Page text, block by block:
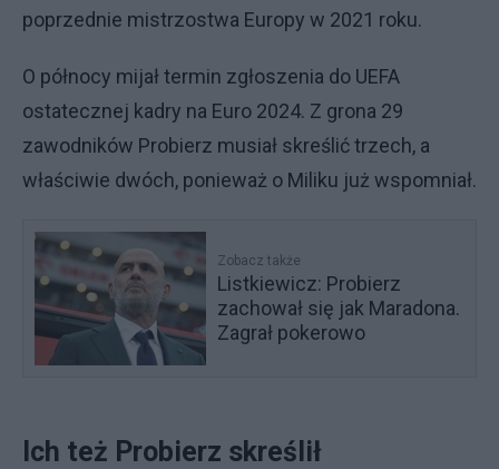
poprzednie mistrzostwa Europy w 2021 roku.
O północy mijał termin zgłoszenia do UEFA
ostatecznej kadry na Euro 2024. Z grona 29
zawodników Probierz musiał skreślić trzech, a
właściwie dwóch, ponieważ o Miliku już wspomniał.
Zobacz także
Listkiewicz: Probierz
zachował się jak Maradona.
Zagrał pokerowo
Ich też Probierz skreślił